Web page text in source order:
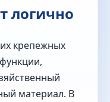
логично
крепежных
материал. В